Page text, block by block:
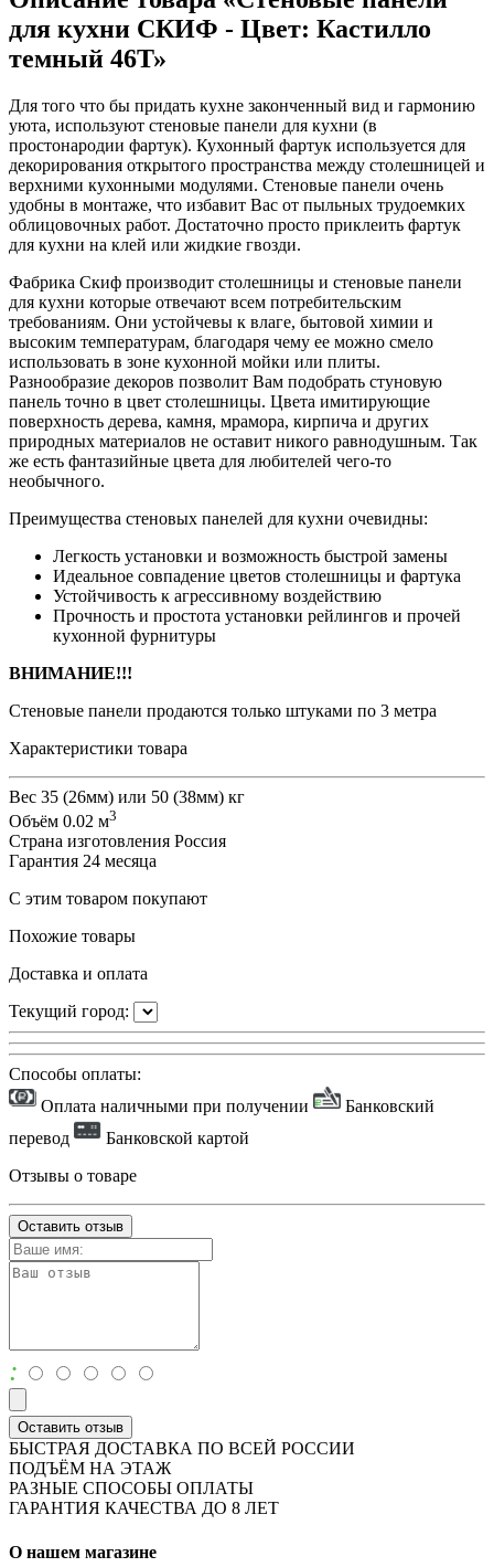
для кухни СКИФ - Цвет: Кастилло
темный 46Т»
Для того что бы придать кухне законченный вид и гармонию
уюта, используют стеновые панели для кухни (в
простонародии фартук). Кухонный фартук используется для
декорирования открытого пространства между столешницей и
верхними кухонными модулями. Стеновые панели очень
удобны в монтаже, что избавит Вас от пыльных трудоемких
облицовочных работ. Достаточно просто приклеить фартук
для кухни на клей или жидкие гвозди.
Фабрика Скиф производит столешницы и стеновые панели
для кухни которые отвечают всем потребительским
требованиям. Они устойчевы к влаге, бытовой химии и
высоким температурам, благодаря чему ее можно смело
использовать в зоне кухонной мойки или плиты.
Разнообразие декоров позволит Вам подобрать стуновую
панель точно в цвет столешницы. Цвета имитирующие
поверхность дерева, камня, мрамора, кирпича и других
природных материалов не оставит никого равнодушным. Так
же есть фантазийные цвета для любителей чего-то
необычного.
Преимущества стеновых панелей для кухни очевидны:
Легкость установки и возможность быстрой замены
Идеальное совпадение цветов столешницы и фартука
Устойчивость к агрессивному воздействию
Прочность и простота установки рейлингов и прочей
кухонной фурнитуры
ВНИМАНИЕ!!!
Стеновые панели продаются только штуками по 3 метра
Характеристики товара
Вес 35 (26мм) или 50 (38мм) кг
Объём 0.02 м3
Страна изготовления Россия
Гарантия 24 месяца
С этим товаром покупают
Похожие товары
Доставка и оплата
Текущий город:
Способы оплаты:
Оплата наличными при получении
Банковский
перевод
Банковской картой
Отзывы о товаре
Оставить отзыв
:
Оставить отзыв
БЫСТРАЯ ДОСТАВКА ПО ВСЕЙ РОССИИ
ПОДЪЁМ НА ЭТАЖ
РАЗНЫЕ СПОСОБЫ ОПЛАТЫ
ГАРАНТИЯ КАЧЕСТВА ДО 8 ЛЕТ
О нашем магазине